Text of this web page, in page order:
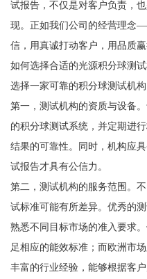
试报告，不仅是对客户负责，
现。正如我们公司的经营理念
信，用真诚打动客户，用品质赢
如何选择合适的光源积分球测试
选择一家可靠的积分球测试机
第一，测试机构的资质与设备
的积分球测试系统，并定期进
结果的可靠性。同时，机构应
试报告才具有公信力。
第二，测试机构的服务范围。
试标准可能有所差异。优秀的
熟悉不同目标市场的准入要求
足相应的能效标准；而欧洲市
丰富的行业经验，能够根据客